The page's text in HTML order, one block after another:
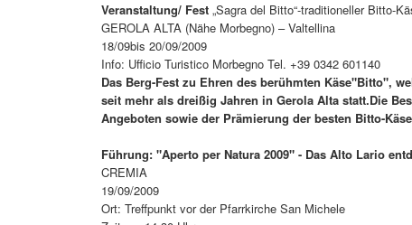
Veranstaltung/ Fest „Sagra del Bitto“-traditioneller Bitto-
GEROLA ALTA (Nähe Morbegno) – Valtellina
18/09bis 20/09/2009
Info: Ufficio Turistico Morbegno Tel. +39 0342 601140
Das Berg-Fest zu Ehren des berühmten Käse"Bitto",
seit mehr als dreißig Jahren in Gerola Alta statt.Die
Angeboten sowie der Prämierung der besten Bitto-Käse
Führung: "Aperto per Natura 2009" - Das Alto Lario
CREMIA
19/09/2009
Ort: Treffpunkt vor der Pfarrkirche San Michele